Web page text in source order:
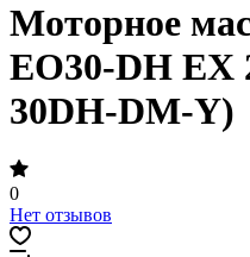
Моторное
EO30-DH EX
30DH-DM-Y)
0
Нет отзывов